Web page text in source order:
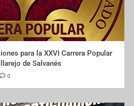
para la XXVI Carrera Popular
de Salvanés
0